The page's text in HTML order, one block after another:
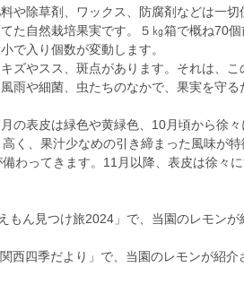
や除草剤、ワックス、防腐剤などは一切
た自然栽培果実です。５㎏箱で概ね70個
で入り個数が変動します。
ズやスス、斑点があります。それは、こ
雨や細菌、虫たちのなかで、果実を守る
表皮は緑色や黄緑色、10月頃から徐々
く、果汁少なめの引き締まった風味が
わってきます。11月以降、表皮は徐々
ん見つけ旅2024」で、当園のレモンが
四季だより」で、当園のレモンが紹介